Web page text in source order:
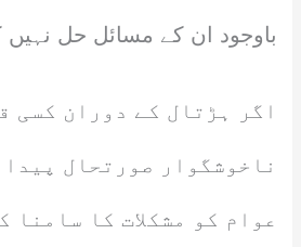
باوجود ان کے مسائل حل نہیں
اگر ہڑتال کے دوران کسی
ناخوشگوار صورتحال
عوام کو مشکلات کا سامنا